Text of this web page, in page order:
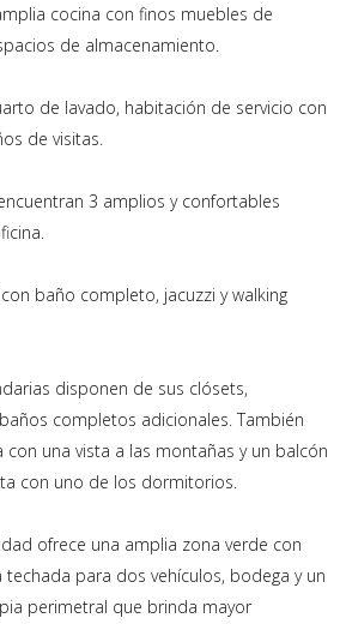
cocina con finos muebles de
de almacenamiento.
de lavado, habitación de servicio con
de visitas.
3 amplios y confortables
baño completo, jacuzzi y walking
disponen de sus clósets,
completos adicionales. También
con una vista a las montañas y un balcón
con uno de los dormitorios.
ofrece una amplia zona verde con
techada para dos vehículos, bodega y un
perimetral que brinda mayor